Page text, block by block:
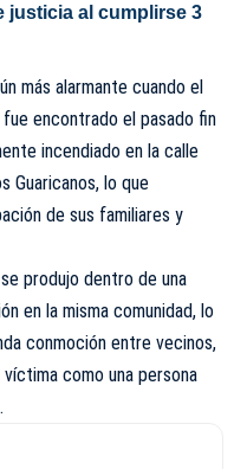
justicia al cumplirse 3
más alarmante cuando el
encontrado el pasado fin
incendiado en la calle
Guaricanos, lo que
de sus familiares y
produjo dentro de una
en la misma comunidad, lo
conmoción entre vecinos,
como una persona